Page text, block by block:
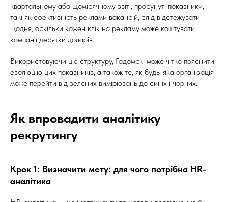
квартальному або щомісячному звіті, просунуті показники,
такі як ефективність реклами вакансій, слід відстежувати
щодня, оскільки кожен клік на рекламу може коштувати
компанії десятки доларів.
Використовуючи цю структуру, Гадомскі може чітко пояснити
еволюцію цих показників, а також те, як будь-яка організація
може перейти від зелених вимірювань до синіх і чорних.
Як впровадити аналітику
рекрутингу
Крок 1: Визначити мету: для чого потрібна HR-
аналітика